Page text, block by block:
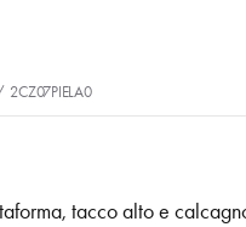
2CZ07PIELA0
tacco alto e